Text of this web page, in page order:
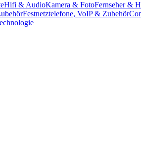
Hifi & AudioKamera & FotoFernseher &
Festnetztelefone, VoIP & Zubehör